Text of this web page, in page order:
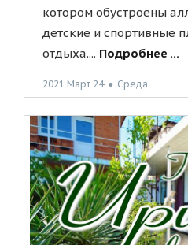
котором обустроены
детские и спортивные
отдыха.... Подробнее ...
2021 Март 24 ● Среда